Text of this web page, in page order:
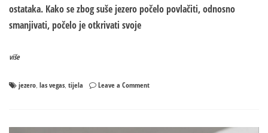
ostataka. Kako se zbog suše jezero počelo povlačiti, odnosno
smanjivati, počelo je otkrivati svoje
više
jezero las vegas tijela Leave a Commenton